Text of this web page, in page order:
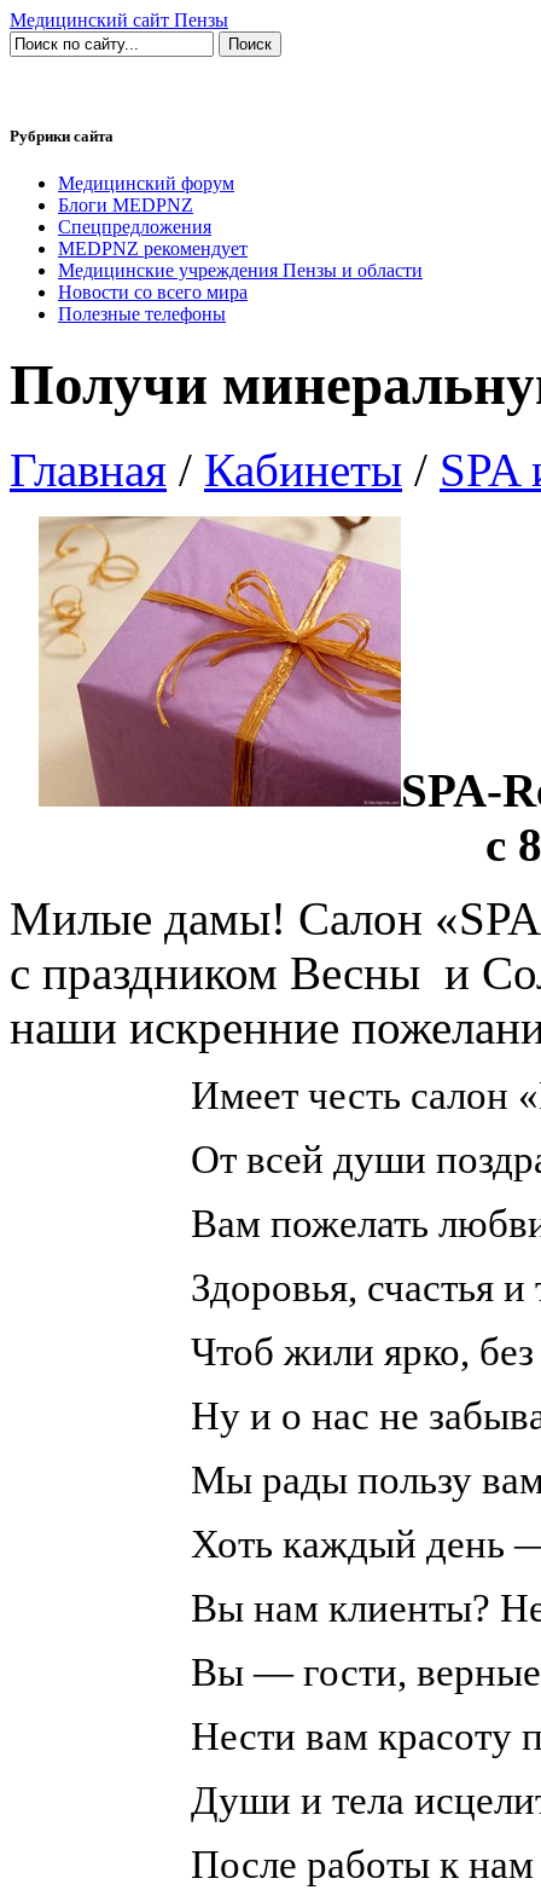
Медицинский сайт Пензы
Рубрики сайта
Медицинский форум
Блоги MEDPNZ
Спецпредложения
MEDPNZ рекомендует
Медицинские учреждения Пензы и области
Новости со всего мира
Полезные телефоны
Получи
Главная / Кабинеты / SPA
SPA-
с
Милые дамы! Салон
с праздником Весны и
наши искренние
Имеет честь салон «
От всей души
Вам пожелать
Здоровья, счастья и
Чтоб жили ярко,
Ну и о нас не
Мы рады пользу
Хоть каждый день
Вы нам клиенты?
Вы — гости,
Нести вам красоту
Души и тела
После работы к